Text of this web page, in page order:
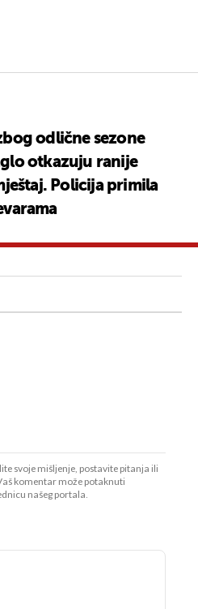
odlične sezone
otkazuju ranije
Policija primila
svoje mišljenje, postavite pitanja ili
komentar može potaknuti
našeg portala.